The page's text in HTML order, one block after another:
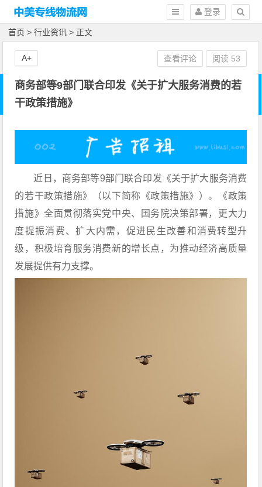
登录
首页 >行业资讯 > 正文
商务部等9部门联合印发《关于扩大服务消费的若
干政策措施》
近日，商务部等9部门联合印发《关于扩大服务消费
的若干政策措施》（以下简称《政策措施》）。《政策
措施》全面贯彻落实党中央、国务院决策部署，更大力
度提振消费、扩大内需，促进民生改善和消费转型升
级，积极培育服务消费新的增长点，为推动经济高质量
发展提供有力支撑。
查看评论 阅读 53
A+